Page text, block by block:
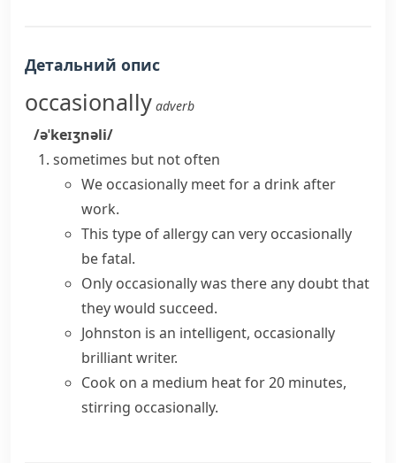
Детальний опис
occasionally adverb
/əˈkeɪʒnəli/
sometimes but not often
We occasionally meet for a drink after
work.
This type of allergy can very occasionally
be fatal.
Only occasionally was there any doubt that
they would succeed.
Johnston is an intelligent, occasionally
brilliant writer.
Cook on a medium heat for 20 minutes,
stirring occasionally.